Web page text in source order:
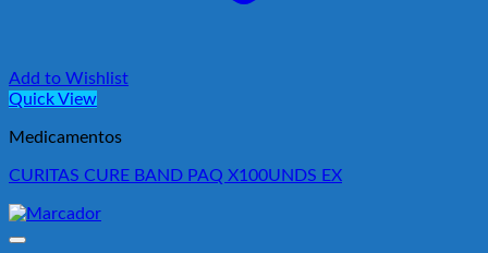
Add to Wishlist
Quick View
Medicamentos
CURITAS CURE BAND PAQ X100UNDS EX